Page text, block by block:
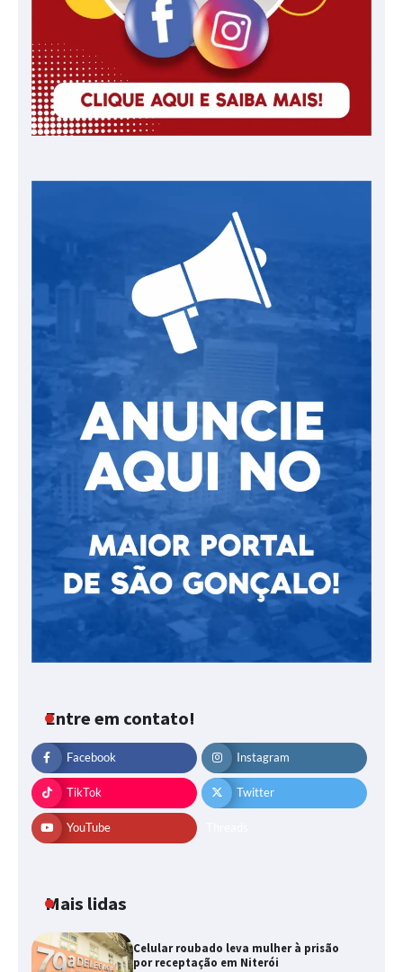
Entre em contato!
Facebook Instagram
TikTok Twitter
YouTube
Mais lidas
Celular roubado leva mulher à prisão
por receptação em Niterói